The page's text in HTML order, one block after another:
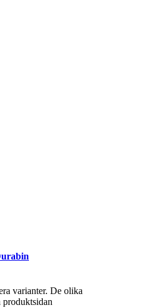
varianter. De olika
produktsidan